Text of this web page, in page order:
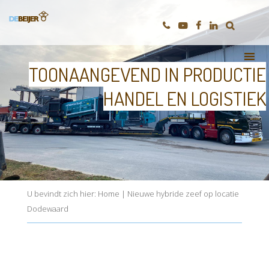
TOONAANGEVEND IN PRODUCTIE
HANDEL EN LOGISTIEK
U bevindt zich hier: Home | Nieuwe hybride zeef op locatie
Dodewaard